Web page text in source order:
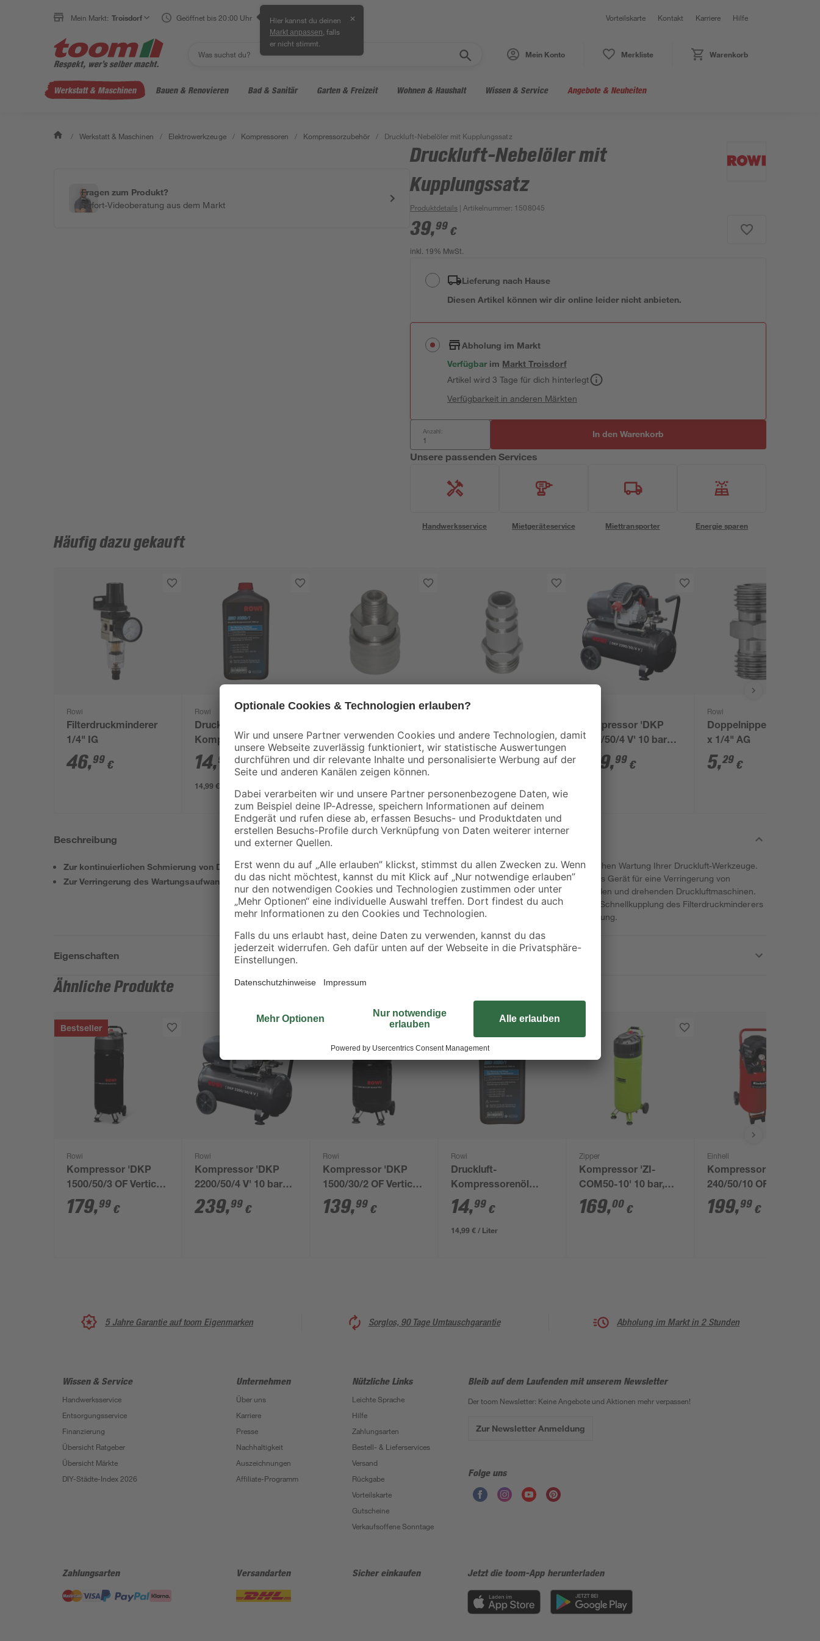
Mein Markt: Troisdorf Geöffnet bis 20:00 Uhr Hier kannst du deinen
Markt anpassen , falls
er nicht stimmt.
✕ Vorteilskarte Kontakt Karriere Hilfe
Mein Konto Merkliste Warenkorb
Werkstatt & Maschinen Bauen & Renovieren Bad & Sanitär Garten & Freizeit Wohnen & Haushalt Wissen & Service Angebote & Neuheiten
/ Werkstatt & Maschinen / Elektrowerkzeuge / Kompressoren / Kompressorzubehör / Druckluft-Nebelöler mit Kupplungssatz
Fragen zum Produkt?
Sofort-Videoberatung aus dem Markt
Druckluft-Nebelöler mit
Kupplungssatz
Produktdetails | Artikelnummer: 1508045
39,99 €
inkl. 19% MwSt.
Lieferung nach Hause
Diesen Artikel können wir dir online leider nicht anbieten.
Abholung im Markt
Verfügbar im MarktTroisdorf
Artikel wird 3 Tage für dich hinterlegt
Verfügbarkeit in anderen Märkten
Anzahl: In den Warenkorb
Unsere passenden Services
Handwerksservice Mietgeräteservice Miettransporter Energie sparen
Häufig dazu gekauft
Rowi
Filterdruckminderer
1/4" IG
46,99 €
Rowi
Druckluft-
Kompressorenöl
1000 ml
14,99 €
14,99 € / Liter
AG
6,39€
1/4" AG
3,99€
Kompressor 'DKP
2200/50/4 V' 10 bar
245-300 l/min
239,99 €
Rowi
Doppelnippel 1/4" AG
x 1/4" AG
5,29 €
Beschreibung
Zur kontinuierlichen Schmierung von Druckluft-Werkzeugen
Zur Verringerung des Wartungsaufwands
Dieser Nebelöler von Rowi dient der kontinuierlichen Wartung Ihrer Druckluft-Werkzeuge.
Als automatischer Schmierfett-Lieferant sorgt das Gerät für eine Verringerung von
Reibungs- und Korrosionsschäden an schlagenden und drehenden Druckluftmaschinen.
Installieren Sie den Nebelöler einfach hinter der Schnellkupplung des Filterdruckminderers
und sorgen Sie so für die wartungsarme Verbindung.
Eigenschaften
Ähnliche Produkte
Bestseller
Rowi
Kompressor 'DKP
1500/50/3 OF Vertical
Air' 240 l/min inklusive
Zubehör
179,99 €
Rowi
Kompressor 'DKP
2200/50/4 V' 10 bar
245-300 l/min
239,99 €
Rowi
Kompressor 'DKP
1500/30/2 OF Vertical
Air' 10 bar 72-240
l/min
139,99 €
Rowi
Druckluft-
Kompressorenöl
1000 ml
14,99 €
14,99 € / Liter
Zipper
Kompressor 'ZI-
COM50-10' 10 bar,
240 l/min
169,00 €
Einhell
Kompressor 'TC-AC
240/50/10 OF' 1500 W
199,99 €
5 Jahre Garantie auf toom Eigenmarken Sorglos, 90 Tage Umtauschgarantie Abholung im Markt in 2 Stunden
Wissen & Service
Handwerksservice
Entsorgungsservice
Finanzierung
Übersicht Ratgeber
Übersicht Märkte
DIY-Städte-Index 2026
Unternehmen
Über uns
Karriere
Presse
Nachhaltigkeit
Auszeichnungen
Affiliate-Programm
Nützliche Links
Leichte Sprache
Hilfe
Zahlungsarten
Bestell- & Lieferservices
Versand
Rückgabe
Vorteilskarte
Gutscheine
Verkaufsoffene Sonntage
Bleib auf dem Laufenden mit unserem Newsletter
Der toom Newsletter: Keine Angebote und Aktionen mehr verpassen!
Zur Newsletter Anmeldung
Folge uns
Zahlungsarten Versandarten Sicher einkaufen Jetzt die toom-App herunterladen